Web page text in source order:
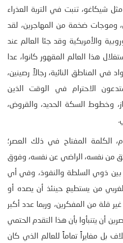
شيكاغو، تنبت في التربة العذراء
وموجات ضخمة من المهاجرين، لقد
والأمريكية وقد جئا العالم عند
هذا العالم المقهور كانوا، عدا
في المناطق النائية، رجالاً رصينين،
الاحترام في الوقت الذين
وخطوط السكة الحديد، والقروض،
الكلمة المفتاح في ذلك العصر؛
من نفسه، الراضي عن نفسه، وفوق
ذوي السلطة والنفوذ، وفي أي
من يستطيع حينئذ أن يصده أو
من المفكرين، وربما عدد أكبر
أن يتنبأوا بأن هذا التقدم الحتمي
بل مغايراً تماماً للعالم الذي كان